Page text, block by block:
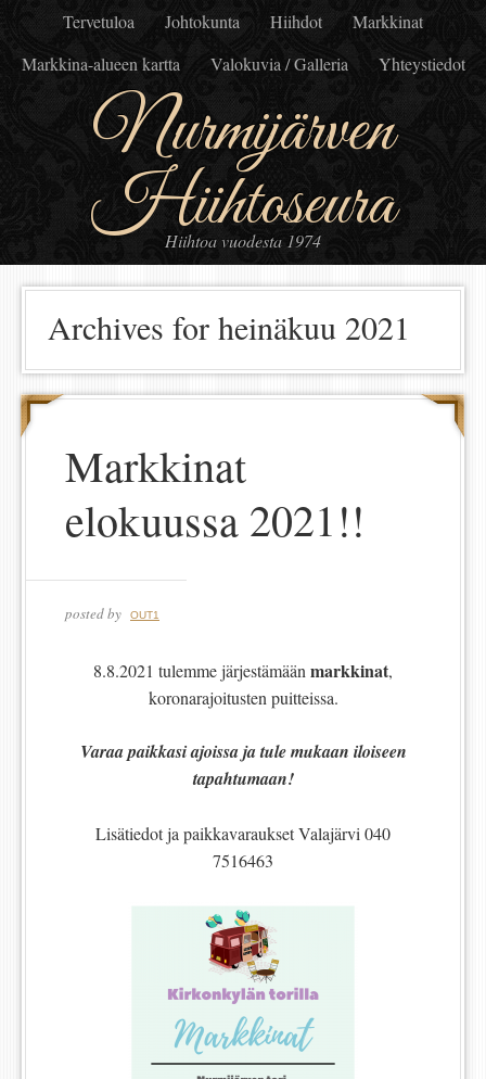
Tervetuloa Johtokunta Hiihdot
Markkinat
Markkina-alueen kartta
Valokuvia / Galleria Yhteystiedot
Nurmijärven
Hiihtoseura
Hiihtoa vuodesta 1974
Archives for heinäkuu 2021
Markkinat
elokuussa 2021!!
posted by OUT1
8.8.2021 tulemme järjestämään markkinat,
koronarajoitusten puitteissa.
Varaa paikkasi ajoissa ja tule mukaan iloiseen
tapahtumaan!
Lisätiedot ja paikkavaraukset Valajärvi 040
7516463